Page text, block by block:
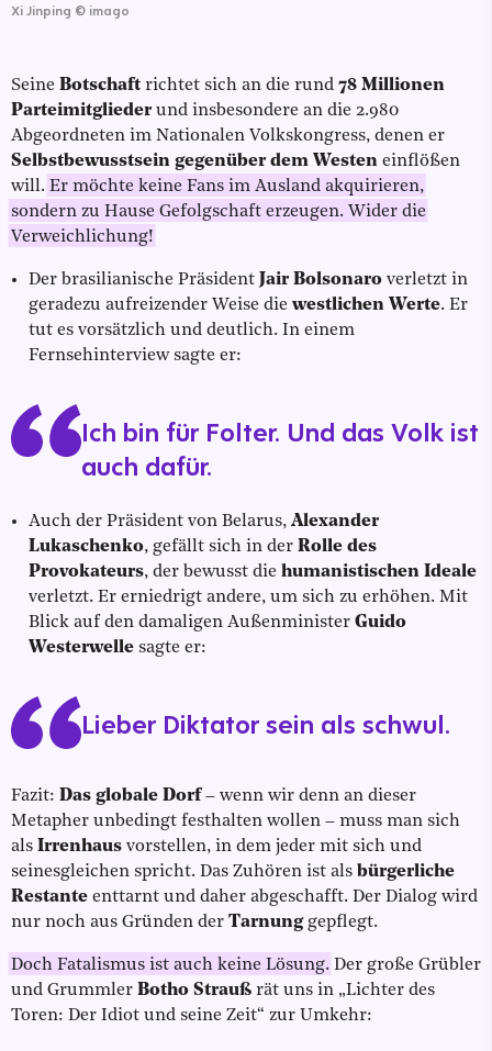
Xi Jinping © imago
Seine Botschaft richtet sich an die rund 78 Millionen
Parteimitgliederund insbesondere an die 2.980
Abgeordneten im Nationalen Volkskongress, denen er
Selbstbewusstsein gegenüber dem Westen einflößen
will. Er möchte keine Fans im Ausland akquirieren,
sondern zu Hause Gefolgschaft erzeugen. Wider die
Verweichlichung!
Der brasilianische Präsident Jair Bolsonaro verletzt in
geradezu aufreizender Weise die westlichen Werte. Er
tut es vorsätzlich und deutlich. In einem
Fernsehinterview sagte er:
Ich bin für Folter. Und das Volk ist
auch dafür.
Auch der Präsident von Belarus, Alexander
Lukaschenko, gefällt sich in der Rolle des
Provokateurs, der bewusst die humanistischen Ideale
verletzt. Er erniedrigt andere, um sich zu erhöhen. Mit
Blick auf den damaligen Außenminister Guido
Westerwelle sagte er:
Lieber Diktator sein als schwul.
Fazit: Das globale Dorf– wenn wir denn an dieser
Metapher unbedingt festhalten wollen – muss man sich
als Irrenhaus vorstellen, in dem jeder mit sich und
seinesgleichen spricht. Das Zuhören ist als bürgerliche
Restante enttarnt und daher abgeschafft. Der Dialog wird
nur noch aus Gründen der Tarnung gepflegt.
Doch Fatalismus ist auch keine Lösung. Der große Grübler
und Grummler Botho Strauß rät uns in „Lichter des
Toren: Der Idiot und seine Zeit“ zur Umkehr: